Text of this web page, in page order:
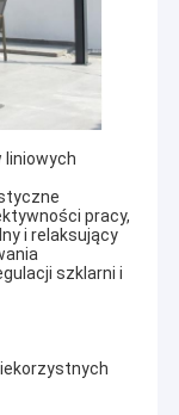
liniowych
pracy,
i relaksujący
szklarni i